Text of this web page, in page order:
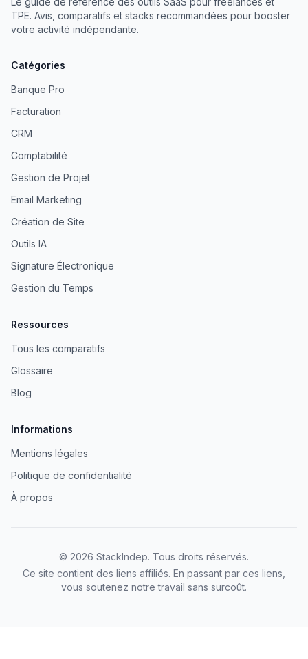
TPE. Avis, comparatifs et stacks recommandées pour booster
votre activité indépendante.
Catégories
Banque Pro
Facturation
CRM
Comptabilité
Gestion de Projet
Email Marketing
Création de Site
Outils IA
Signature Électronique
Gestion du Temps
Ressources
Tous les comparatifs
Glossaire
Blog
Informations
Mentions légales
Politique de confidentialité
À propos
© 2026 StackIndep. Tous droits réservés.
Ce site contient des liens affiliés. En passant par ces liens,
vous soutenez notre travail sans surcoût.